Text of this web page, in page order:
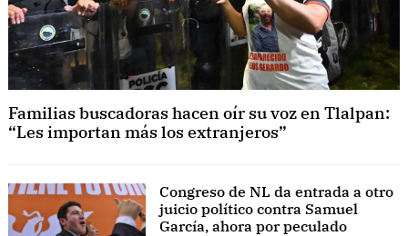
Familias buscadoras hacen oír su voz en Tlalpan:
“Les importan más los extranjeros”
Congreso de NL da entrada a otro
juicio político contra Samuel
García, ahora por peculado